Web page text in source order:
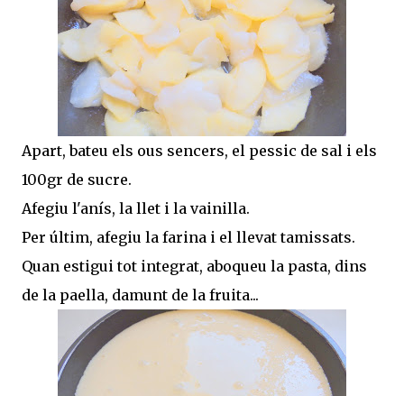
Apart, bateu els ous sencers, el pessic de sal i els
100gr de sucre.
Afegiu l'anís, la llet i la vainilla.
Per últim, afegiu la farina i el llevat tamissats.
Quan estigui tot integrat, aboqueu la pasta, dins
de la paella, damunt de la fruita...